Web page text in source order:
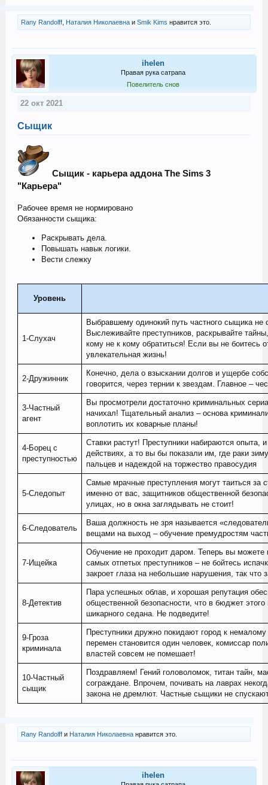
Rany Randolff, Наталия Николаевнаи Smik Kims нравится это.
ihelen
Правая рука сатрапа
Повелитель снов
22 окт 2021
Сыщик
Сыщик - карьера аддона The Sims 3
"Карьера"
Рабочее время не нормировано
Обязанности сыщика:
Раскрывать дела.
Повышать навык логики.
Вести слежку
Уровень
1-Слухач
Выбравшему одинокий путь частного сыщика не
Выслеживайте преступников, раскрывайте
кому не к кому обратиться! Если вы не боитесь
увлекательная жизнь!
2-Дружинник
Конечно, дела о взыскании долгов и ущербе
говорится, через тернии к звездам. Главное –
3-Частный
агент
Вы просмотрели достаточно криминальных
начихал! Тщательный анализ – основа
воплотить их коварные планы!
4-Борец с
преступностью
Ставки растут! Преступники набираются опыта,
действиях, а то вы бы показали им, где раки
пальцев и надеждой на торжество правосудия
5-Следопыт
Самые мрачные преступления могут таиться за
именно от вас, защитников общественной
улицах, но в окна заглядывать не стоит!
6-Следователь
Ваша должность не зря называется
вещами на выход – обучение премудростям
7-Ищейка
Обучение не проходит даром. Теперь вы
самых отпетых преступников – не бойтесь
закроет глаза на небольшие нарушения, так что
8-Детектив
Пара успешных облав, и хорошая репутация
общественной безопасности, что в бюджет
шикарного седана. Не подведите!
9-Гроза
криминала
Преступники дружно покидают город к
перемен становится один человек, комиссар
властей совсем не помешает!
10-Частный
сыщик
Поздравляем! Гений головоломок, титан тайн,
сограждане. Впрочем, почивать на лаврах
закона не дремлют. Частные сыщики не
Rany Randolffи Наталия Николаевнанравится это.
ihelen